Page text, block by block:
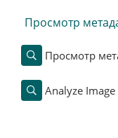
Просмотр
Просмотр
Analyze Image